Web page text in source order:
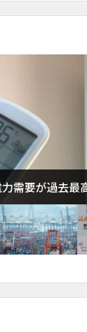
需要が過去最
検